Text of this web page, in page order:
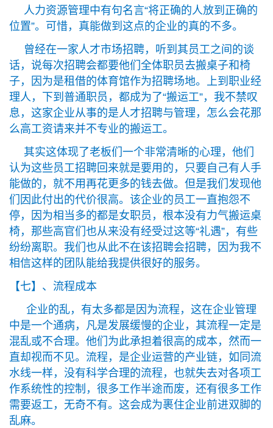
人力资源管理中有句名言“将正确的人放到正确的
位置”。可惜，真能做到这点的企业的真的不多。
曾经在一家人才市场招聘，听到其员工之间的谈
话，说每次招聘会都要他们全体职员去搬桌子和椅
子，因为是租借的体育馆作为招聘场地。上到职业经
理人，下到普通职员，都成为了“搬运工”，我不禁叹
息，这家企业从事的是人才招聘与管理，怎么会花那
么高工资请来并不专业的搬运工。
其实这体现了老板们一个非常清晰的心理，他们
认为这些员工招聘回来就是要用的，只要自己有人手
能做的，就不用再花更多的钱去做。但是我们发现他
们因此付出的代价很高。该企业的员工一直抱怨不
停，因为相当多的都是女职员，根本没有力气搬运桌
椅，那些高官们也从来没有经受过这等“礼遇”，有些
纷纷离职。我们也从此不在该招聘会招聘，因为我不
相信这样的团队能给我提供很好的服务。
【七】、流程成本
企业的乱，有太多都是因为流程，这在企业管理
中是一个通病，凡是发展缓慢的企业，其流程一定是
混乱或不合理。他们为此承担着很高的成本，然而一
直却视而不见。流程，是企业运营的产业链，如同流
水线一样，没有科学合理的流程，也就失去对各项工
作系统性的控制，很多工作半途而废，还有很多工作
需要返工，无奇不有。这会成为裹住企业前进双脚的
乱麻。